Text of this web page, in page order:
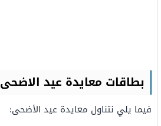
بطاقات معايدة عيد الاضحى
فيما يلي نتناول معايدة عيد الأضحى: